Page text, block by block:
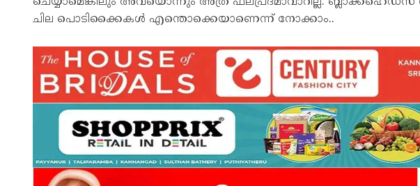
ചില പൊടിക്കൈകള്‍ എന്തൊക്കെയാണെന്ന് നോക്കാം..